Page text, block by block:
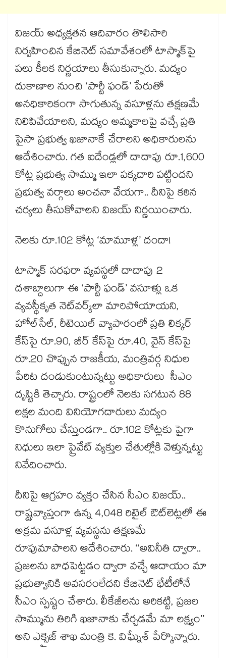
విజయ్ అధ్యక్షతన ఆదివారం తొలిసారి
నిర్వహించిన కేబినెట్ సమావేశంలో టాస్మాక్‌‌‌‌పై
పలు కీలక నిర్ణయాలు తీసుకున్నారు. మద్యం
దుకాణాల నుంచి ‘పార్టీ ఫండ్’ పేరుతో
అనధికారికంగా సాగుతున్న వసూళ్లను తక్షణమే
నిలిపివేయాలని, మద్యం అమ్మకాలపై వచ్చే ప్రతి
పైసా ప్రభుత్వ ఖజానాకే చేరాలని అధికారులను
ఆదేశించారు. గత ఐదేండ్లలో దాదాపు రూ.1,600
కోట్ల ప్రభుత్వ సొమ్ము ఇలా పక్కదారి పట్టిందని
ప్రభుత్వ వర్గాలు అంచనా వేయగా.. దీనిపై కఠిన
చర్యలు తీసుకోవాలని విజయ్ నిర్ణయించారు.
నెలకు రూ.102 కోట్ల ‘మామూళ్ల’ దందా!
టాస్మాక్ సరఫరా వ్యవస్థలో దాదాపు 2
దశాబ్దాలుగా ఈ ‘పార్టీ ఫండ్’ వసూళ్లు ఒక
వ్యవస్థీకృత నెట్‌‌‌‌వర్క్‌‌‌‌లా మారిపోయాయని,
హోల్‌‌‌‌సేల్, రీటెయిల్ వ్యాపారంలో ప్రతి లిక్కర్
కేస్‌‌‌‌పై రూ.90, బీర్ కేస్‌‌‌‌పై రూ.40, వైన్ కేస్‌‌‌‌పై
రూ.20 చొప్పున రాజకీయ, మంత్రివర్గ నిధుల
పేరిట దండుకుంటున్నట్టు అధికారులు సీఎం
దృష్టికి తెచ్చారు. రాష్ట్రంలో నెలకు సగటున 88
లక్షల మంది వినియోగదారులు మద్యం
కొనుగోలు చేస్తుండగా.. రూ.102 కోట్లకు పైగా
నిధులు ఇలా ప్రైవేట్ వ్యక్తుల చేతుల్లోకి వెళ్తున్నట్టు
నివేదించారు.
దీనిపై ఆగ్రహం వ్యక్తం చేసిన సీఎం విజయ్..
రాష్ట్రవ్యాప్తంగా ఉన్న 4,048 రిటైల్ ఔట్‌‌‌‌లెట్లలో ఈ
అక్రమ వసూళ్ల వ్యవస్థను తక్షణమే
రూపుమాపాలని ఆదేశించారు. ‘‘అవినీతి ద్వారా..
ప్రజలను బాధపెట్టడం ద్వారా వచ్చే ఆదాయం మా
ప్రభుత్వానికి అవసరంలేదని కేబినెట్ భేటీలోనే
సీఎం స్పష్టం చేశారు. లీకేజీలను అరికట్టి, ప్రజల
సొమ్మును తిరిగి ఖజానాకు చేర్చడమే మా లక్ష్యం’’
అని ఎక్సైజ్ శాఖ మంత్రి కె. విఘ్నేశ్‌‌‌‌ పేర్కొన్నారు.